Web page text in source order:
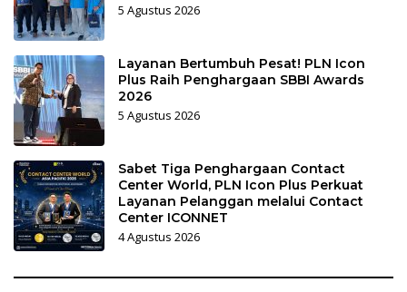
5 Agustus 2026
Layanan Bertumbuh Pesat! PLN Icon
Plus Raih Penghargaan SBBI Awards
2026
5 Agustus 2026
Sabet Tiga Penghargaan Contact
Center World, PLN Icon Plus Perkuat
Layanan Pelanggan melalui Contact
Center ICONNET
4 Agustus 2026